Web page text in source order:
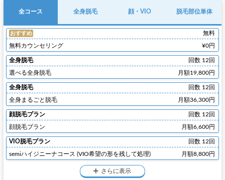
全コース 全身脱毛 顔・VIO 脱毛部位単体
おすすめ 無料
無料カウンセリング ¥0円
全身脱毛 回数 12回
選べる全身脱毛 月額19,800円
全身脱毛 回数 12回
全身まるごと脱毛 月額36,300円
顔脱毛プラン 回数 12回
顔脱毛プラン 月額6,600円
VIO脱毛プラン 回数 12回
semiハイジニーナコース (VIO希望の形を残して処理) 月額8,800円
さらに表示